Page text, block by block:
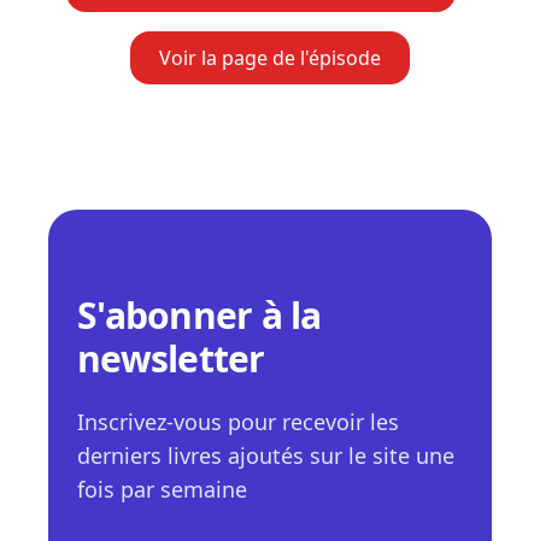
Voir la page de l'épisode
S'abonner à la
newsletter
Inscrivez-vous pour recevoir les
derniers livres ajoutés sur le site une
fois par semaine